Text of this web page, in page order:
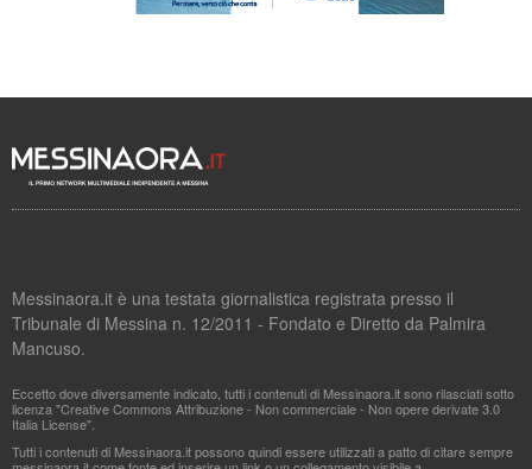
Messinaora.it è una testata giornalistica registrata presso il
Tribunale di Messina n. 12/2011 - Fondato e Diretto da Palmira
Mancuso.
Eccetto dove diversamente indicato, tutti i contenuti di Messinaora.it sono rilasciati sotto
licenza "Creative Commons Attribuzione - Non commerciale - Non opere derivate 3.0
Italia License".
Tutti i contenuti di Messinaora.it possono quindi essere utilizzati a patto di citare sempre